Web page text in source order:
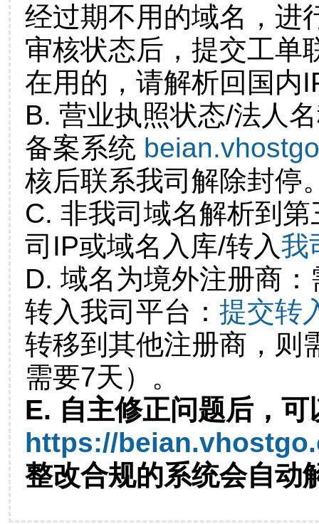
经过期不用的域名，进
审核状态后，提交工单
在用的，请解析回国内
B. 营业执照状态/法人
备案系统
核后联系我司解除封停
C. 非我司域名解析到
司IP或域名入库/转入我
D. 域名为境外注册商
转入我司平台： 提交转
转移到其他注册商，则
需要7天）。
E. 自主修正问题后，可
https://
整改合规的系统会自动